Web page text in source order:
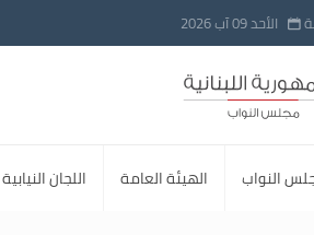
الأحد 09 آب 2026
النواب الهيئة العامة اللجان النيابية